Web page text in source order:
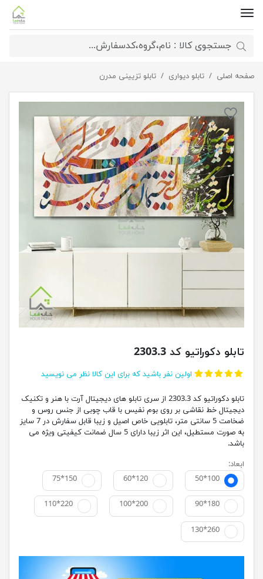
صفحه اصلی تابلو دیواری تابلو تزیینی مدرن تابلو دکوراتیو کد 2303.3
تابلو دکوراتیو کد 2303.3
اولین نفر باشید که برای این کالا نظر می نویسید
تابلو دکوراتیو کد 2303.3 از سری تابلو های دیجیتال آرت با هنر و تکنیک
دیجیتال خط نقاشی بر روی بوم نفیس با قاب چوبی از جنس روس و
ضخامت 5 سانتی متر، تابلویی خاص اصیل و زیبا قابل سفارش در 7 سایز
به صورت مستطیل، این اثر زیبا دارای 5 سال ضمانت کیفیتی ویژه می
باشد.
ابعاد:
50*100
60*120
75*150
90*180
100*200
110*220
130*260